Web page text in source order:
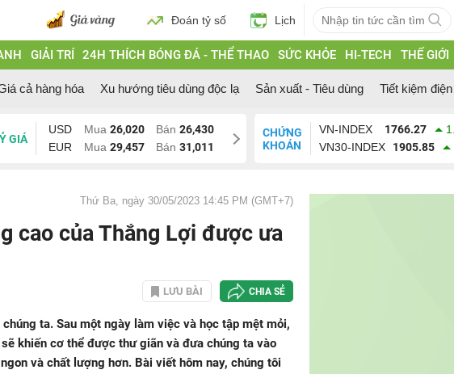
Đoán tỷ số Lịch
GIẢI TRÍ 24H THÍCH BÓNG ĐÁ - THỂ THAO SỨC KHỎE HI-TECH THẾ GIỚI
cả hàng hóa Xu hướng tiêu dùng độc lạ Sản xuất - Tiêu dùng Tiết kiệm điện
GIÁ
USD Mua 26,020 Bán 26,430
EUR
Mua 29,457 Bán 31,011
CHỨNG
KHOÁN
VN-INDEX 1766.27
VN30-INDEX
1905.85
Thứ Ba, ngày 30/05/2023 14:45 PM (GMT+7)
cao của Thắng Lợi được ưa
LƯU BÀI CHIA SẺ
ta. Sau một ngày làm việc và học tập mệt mỏi,
khiến cơ thể được thư giãn và đưa chúng ta vào
và chất lượng hơn. Bài viết hôm nay, chúng tôi